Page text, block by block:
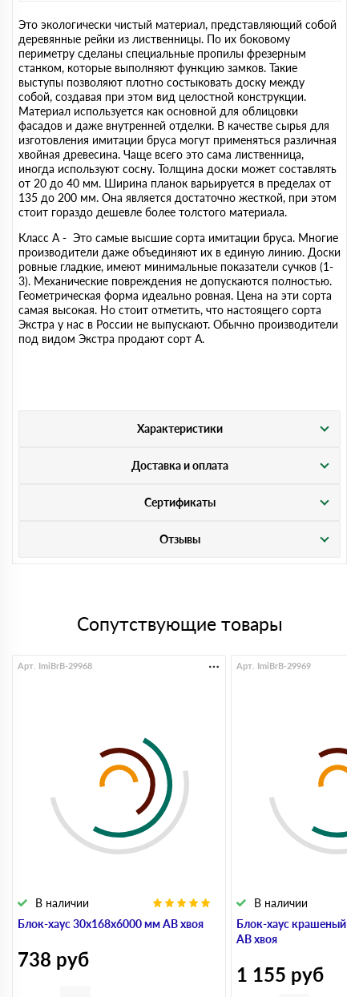
Это экологически чистый материал, представляющий собой
деревянные рейки из лиственницы. По их боковому
периметру сделаны специальные пропилы фрезерным
станком, которые выполняют функцию замков. Такие
выступы позволяют плотно состыковать доску между
собой, создавая при этом вид целостной конструкции.
Материал используется как основной для облицовки
фасадов и даже внутренней отделки. В качестве сырья для
изготовления имитации бруса могут применяться различная
хвойная древесина. Чаще всего это сама лиственница,
иногда используют сосну. Толщина доски может составлять
от 20 до 40 мм. Ширина планок варьируется в пределах от
135 до 200 мм. Она является достаточно жесткой, при этом
стоит гораздо дешевле более толстого материала.
Класс А - Это самые высшие сорта имитации бруса. Многие
производители даже объединяют их в единую линию. Доски
ровные гладкие, имеют минимальные показатели сучков (1-
3). Механические повреждения не допускаются полностью.
Геометрическая форма идеально ровная. Цена на эти сорта
самая высокая. Но стоит отметить, что настоящего сорта
Экстра у нас в России не выпускают. Обычно производители
под видом Экстра продают сорт А.
Характеристики
Доставка и оплата
Сертификаты
Отзывы
Сопутствующие товары
Блок-хаус 30x168x6000 мм АВ хвоя
В наличии
Арт. ImiBrB-29968
738 руб
Блок-хаус крашеный
АВ хвоя
В наличии
Арт. ImiBrB-29969
1 155 руб